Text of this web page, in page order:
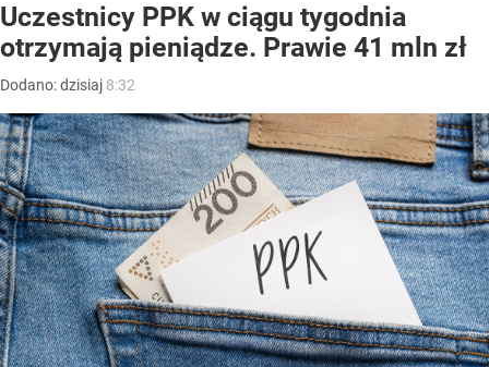
Uczestnicy PPK w ciągu tygodnia
otrzymają pieniądze. Prawie 41 mln zł
Dodano:dzisiaj 8:32